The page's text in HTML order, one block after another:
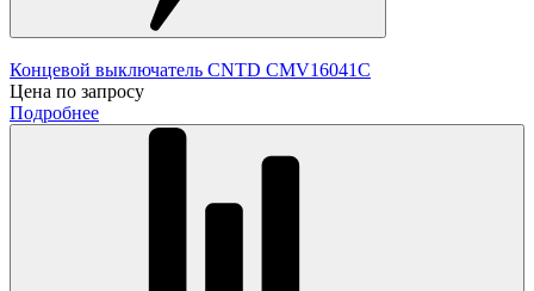
Концевой выключатель CNTD CMV16041C
Цена по запросу
Подробнее